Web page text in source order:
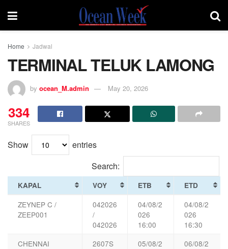
Home Jadwal
TERMINAL TELUK LAMONG
by ocean_M.admin May 20, 2026
334
SHARES
Show
entries
Search:
KAPAL VOY ETB ETD
ZEYNEP C /
ZEEP001
042026
/
042026
04/08/2
026
16:00
04/08/2
026
16:30
CHENNAI
2607S
05/08/2
06/08/2